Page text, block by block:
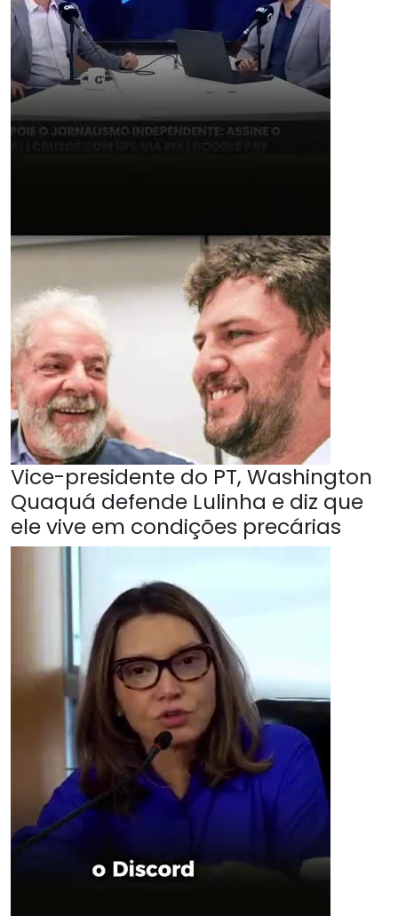
Vice-presidente do PT, Washington
Quaquá defende Lulinha e diz que
ele vive em condições precárias